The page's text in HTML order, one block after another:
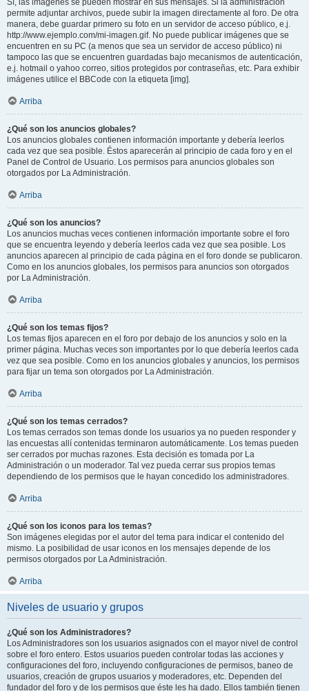
Sí, las imágenes se pueden mostrar en sus mensajes. Si la administración
permite adjuntar archivos, puede subir la imagen directamente al foro. De otra
manera, debe guardar primero su foto en un servidor de acceso público, e.j.
http://www.ejemplo.com/mi-imagen.gif. No puede publicar imágenes que se
encuentren en su PC (a menos que sea un servidor de acceso público) ni
tampoco las que se encuentren guardadas bajo mecanismos de autenticación,
e.j. hotmail o yahoo correo, sitios protegidos por contraseñas, etc. Para exhibir
imágenes utilice el BBCode con la etiqueta [img].
Arriba
¿Qué son los anuncios globales?
Los anuncios globales contienen información importante y debería leerlos
cada vez que sea posible. Éstos aparecerán al principio de cada foro y en el
Panel de Control de Usuario. Los permisos para anuncios globales son
otorgados por La Administración.
Arriba
¿Qué son los anuncios?
Los anuncios muchas veces contienen información importante sobre el foro
que se encuentra leyendo y debería leerlos cada vez que sea posible. Los
anuncios aparecen al principio de cada página en el foro donde se publicaron.
Como en los anuncios globales, los permisos para anuncios son otorgados
por La Administración.
Arriba
¿Qué son los temas fijos?
Los temas fijos aparecen en el foro por debajo de los anuncios y solo en la
primer página. Muchas veces son importantes por lo que debería leerlos cada
vez que sea posible. Como en los anuncios globales y anuncios, los permisos
para fijar un tema son otorgados por La Administración.
Arriba
¿Qué son los temas cerrados?
Los temas cerrados son temas donde los usuarios ya no pueden responder y
las encuestas allí contenidas terminaron automáticamente. Los temas pueden
ser cerrados por muchas razones. Esta decisión es tomada por La
Administración o un moderador. Tal vez pueda cerrar sus propios temas
dependiendo de los permisos que le hayan concedido los administradores.
Arriba
¿Qué son los iconos para los temas?
Son imágenes elegidas por el autor del tema para indicar el contenido del
mismo. La posibilidad de usar iconos en los mensajes depende de los
permisos otorgados por La Administración.
Arriba
Niveles de usuario y grupos
¿Qué son los Administradores?
Los Administradores son los usuarios asignados con el mayor nivel de control
sobre el foro entero. Estos usuarios pueden controlar todas las acciones y
configuraciones del foro, incluyendo configuraciones de permisos, baneo de
usuarios, creación de grupos usuarios y moderadores, etc. Dependen del
fundador del foro y de los permisos que éste les ha dado. Ellos también tienen